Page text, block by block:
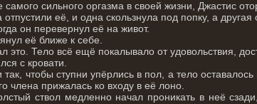
сильного оргазма в своей жизни, Джастис
её, и одна скользнула под попку, а другая
он перевернул её на живот.
её ближе к себе.
это. Тело всё ещё покалывало от удовольствия,
с кровати.
так, чтобы ступни упёрлись в пол, а тело
члена прижалась ко входу в её лоно.
ствол медленно начал проникать в неё